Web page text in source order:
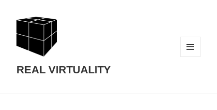
REAL VIRTUALITY